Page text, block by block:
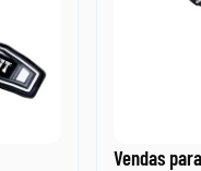
Vendas